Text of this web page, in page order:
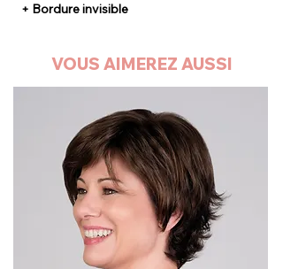
+ Bordure invisible
VOUS AIMEREZ AUSSI